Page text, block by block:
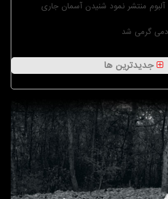
منتشر نمود شنیدن آسمان جاری
گرمی شد
جدیدترین ها